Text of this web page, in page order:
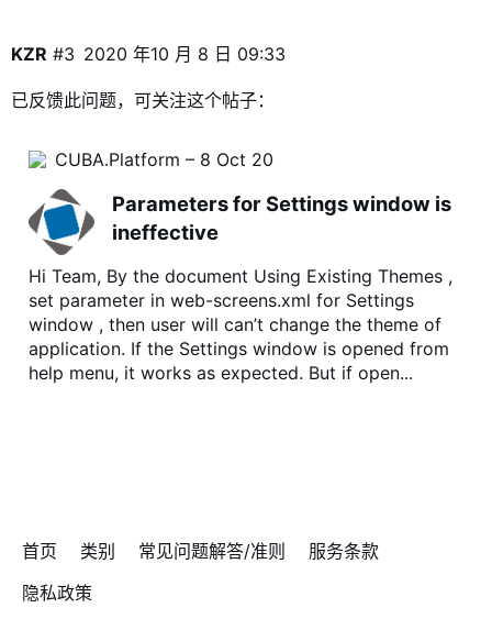
KZR 2020 年10 月 8 日 09:33
#3
已反馈此问题，可关注这个帖子：
CUBA.Platform – 8 Oct 20
Parameters for Settings window is
ineffective
Hi Team, By the document Using Existing Themes ,
set parameter in web-screens.xml for Settings
window , then user will can’t change the theme of
application. If the Settings window is opened from
help menu, it works as expected. But if open...
首页 类别 常见问题解答/准则
服务条款
隐私政策